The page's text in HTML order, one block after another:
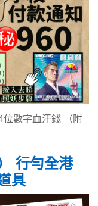
數字血汗錢 （附
行勻全港
具